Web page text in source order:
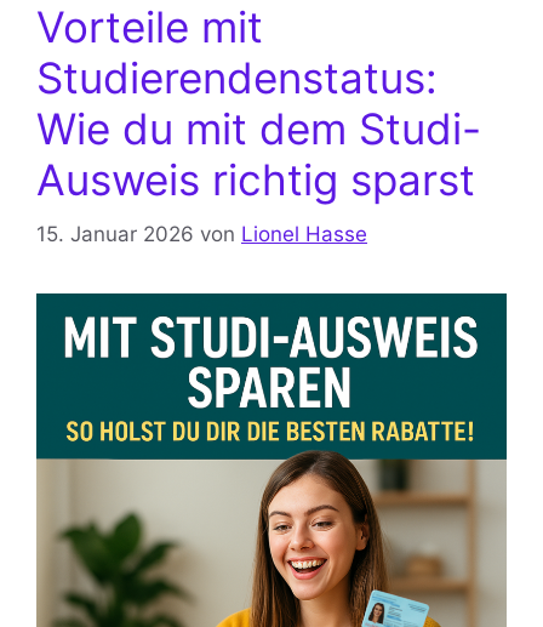
Vorteile mit
Studierendenstatus:
Wie du mit dem Studi-
Ausweis richtig sparst
15. Januar 2026 von Lionel Hasse